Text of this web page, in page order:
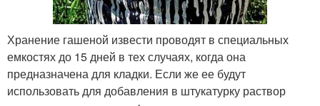
Хранение гашеной извести проводят в специальных
емкостях до 15 дней в тех случаях, когда она
предназначена для кладки. Если же ее будут
использовать для добавления в штукатурку раствор